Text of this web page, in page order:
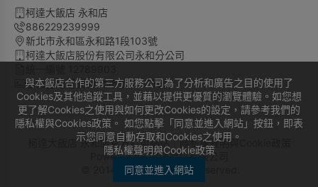
與本飯店合作的第三方服務公司為了分析和廣告之目的使用了
Cookies及其他追蹤工具，並藉以提供更優質的瀏覽體驗。如您想
更了解Cookies之使用與如何更改Cookies的設定，請參考我們的
隱私權與Cookies政策。 如您點擊「同意並進入網站」按鈕，即表
示您同意自動存取和Cookies之使用。
隱私權聲明與Cookie政策
同意並進入網站
柯達大飯店 永和店
886229239999
新北市永和區永和路1段103號
柯達大飯店股份有限公司永和分公司
旅宿登記證號 新北市旅館008號
柯達大飯店 永和店官方訂房網站｜隱私權聲明與Cookie政策
Powered by曜通資訊有限公司
© 2014-2026 All Rights Reserved.